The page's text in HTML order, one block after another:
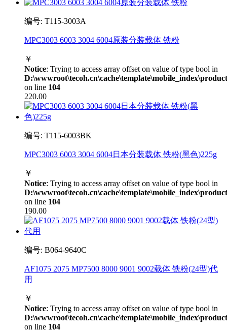
编号: T115-3003A
MPC3003 6003 3004 6004原装分装载体 铁粉
￥
Notice: Trying to access array offset on value of type bool in
on line 104
220.00
编号: T115-6003BK
MPC3003 6003 3004 6004日本分装载体 铁粉(黑色)225g
￥
Notice: Trying to access array offset on value of type bool in
on line 104
190.00
编号: B064-9640C
AF1075 2075 MP7500 8000 9001 9002载体 铁粉(24型)代
用
￥
Notice: Trying to access array offset on value of type bool in
on line 104